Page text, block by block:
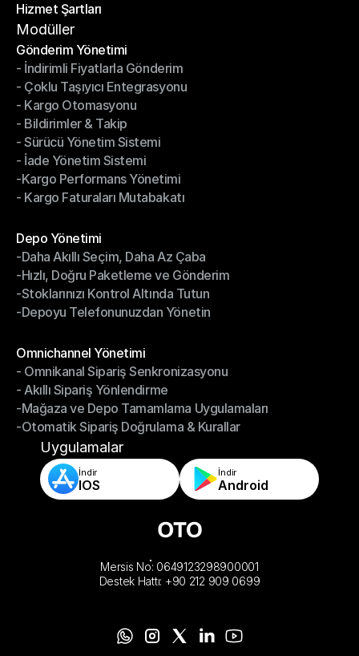
Gizlilik Politikası
Hizmet Şartları
Hizmet Şartları
Modüller
Gönderim Yönetimi
Gönderim Yönetimi
- İndirimli Fiyatlarla Gönderim
- İndirimli Fiyatlarla Gönderim
- Çoklu Taşıyıcı Entegrasyonu
- Çoklu Taşıyıcı Entegrasyonu
- Kargo Otomasyonu
- Kargo Otomasyonu
- Bildirimler & Takip
- Bildirimler & Takip
- Sürücü Yönetim Sistemi
- Sürücü Yönetim Sistemi
- İade Yönetim Sistemi
- İade Yönetim Sistemi
-Kargo Performans Yönetimi
-Kargo Performans Yönetimi
- Kargo Faturaları Mutabakatı
Depo Yönetimi
Depo Yönetimi
-Daha Akıllı Seçim, Daha Az Çaba
-Daha Akıllı Seçim, Daha Az Çaba
-Hızlı, Doğru Paketleme ve Gönderim
-Hızlı, Doğru Paketleme ve Gönderim
-Stoklarınızı Kontrol Altında Tutun
-Stoklarınızı Kontrol Altında Tutun
-Depoyu Telefonunuzdan Yönetin
Omnichannel Yönetimi
Omnichannel Yönetimi
- Omnikanal Sipariş Senkronizasyonu
- Omnikanal Sipariş Senkronizasyonu
- Akıllı Sipariş Yönlendirme
- Akıllı Sipariş Yönlendirme
-Mağaza ve Depo Tamamlama Uygulamaları
-Mağaza ve Depo Tamamlama Uygulamaları
-Otomatik Sipariş Doğrulama & Kurallar
-Otomatik Sipariş Doğrulama & Kurallar
Uygulamalar
İndir
IOS
İndir
Android
Mersis No: 0649123298900001
Destek Hattı: +90 212 909 0699